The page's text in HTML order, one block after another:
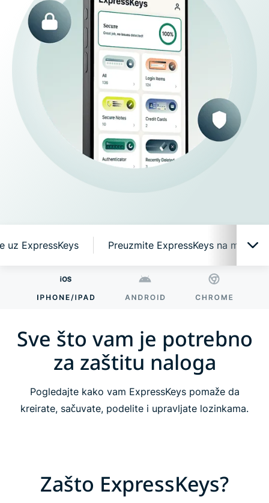
uz ExpressKeys Preuzmite ExpressKeys na
Sve što vam je potrebno za zaštitu naloga
Zašto ExpressKeys?
Pametne funkcije, jednostavne za upotrebu
Započnite uz ExpressKeys
Najčešće postavljana pitanja: O ExpressKeys-u
Sve što vam je potrebno
za zaštitu naloga
Pogledajte kako vam ExpressKeys pomaže da
kreirate, sačuvate, podelite i upravljate lozinkama.
Zašto ExpressKeys?